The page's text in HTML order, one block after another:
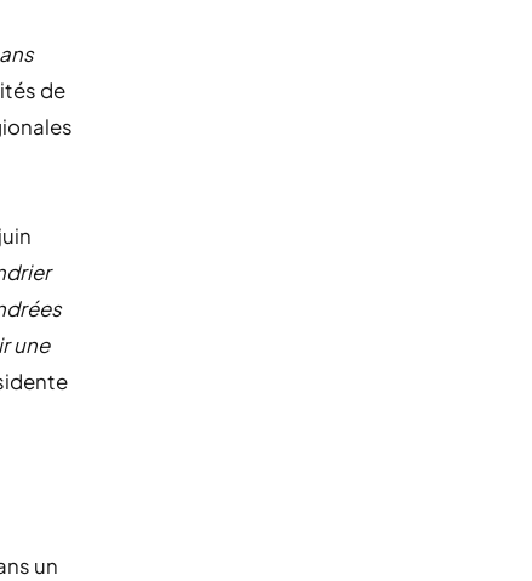
de
une
un